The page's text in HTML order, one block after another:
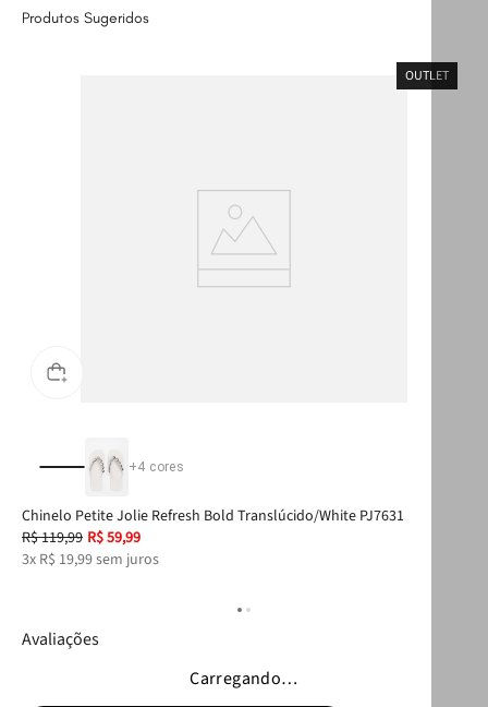
Produtos Sugeridos
+4 cores
Chinelo Petite Jolie Refresh Bold Translúcido/White PJ7631
R$119,99 R$59,99
3x R$ 19,99sem juros
OUTLET
Avaliações
Carregando…